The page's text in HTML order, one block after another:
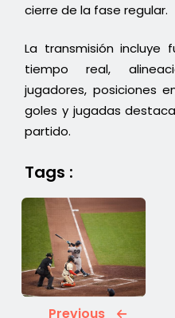
cierre de la fase regular.
La transmisión incluye
tiempo real,
jugadores, posiciones
goles y jugadas
partido.
Tags :
Previous